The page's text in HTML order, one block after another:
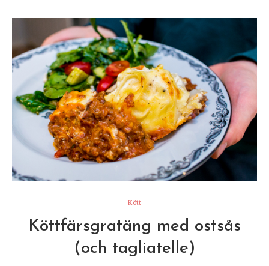
Kött
Köttfärsgratäng med ostsås
(och tagliatelle)